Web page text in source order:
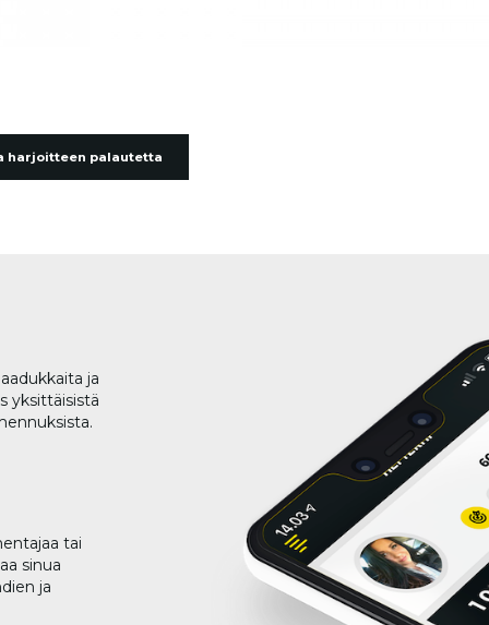
harjoitteen palautetta
ja
yksittäisistä
tai
sinua
ja